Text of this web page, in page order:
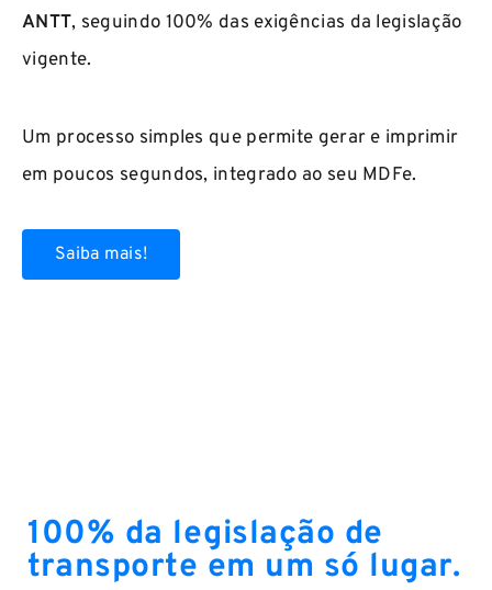
ANTT, seguindo 100% das exigências da legislação
vigente.
Um processo simples que permite gerar e imprimir
em poucos segundos, integrado ao seu MDFe.
Saiba mais!
100% da legislação de
transporte em um só lugar.